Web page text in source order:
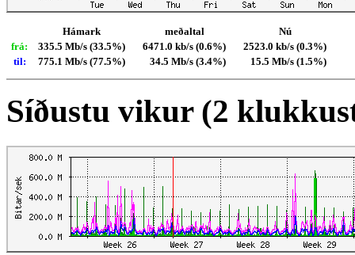
Hámark meðaltal
Nú
frá:
335.5 Mb/s (33.5%) 6471.0 kb/s (0.6%)
2523.0 kb/s (0.3%)
til:
775.1 Mb/s (77.5%) 34.5 Mb/s (3.4%) 15.5 Mb/s (1.5%)
Síðustu vikur (2